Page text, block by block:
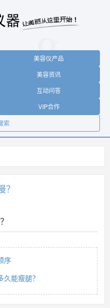
美容仪产品
美容资讯
互动问答
VIP合作
索
序
能瘦腿？